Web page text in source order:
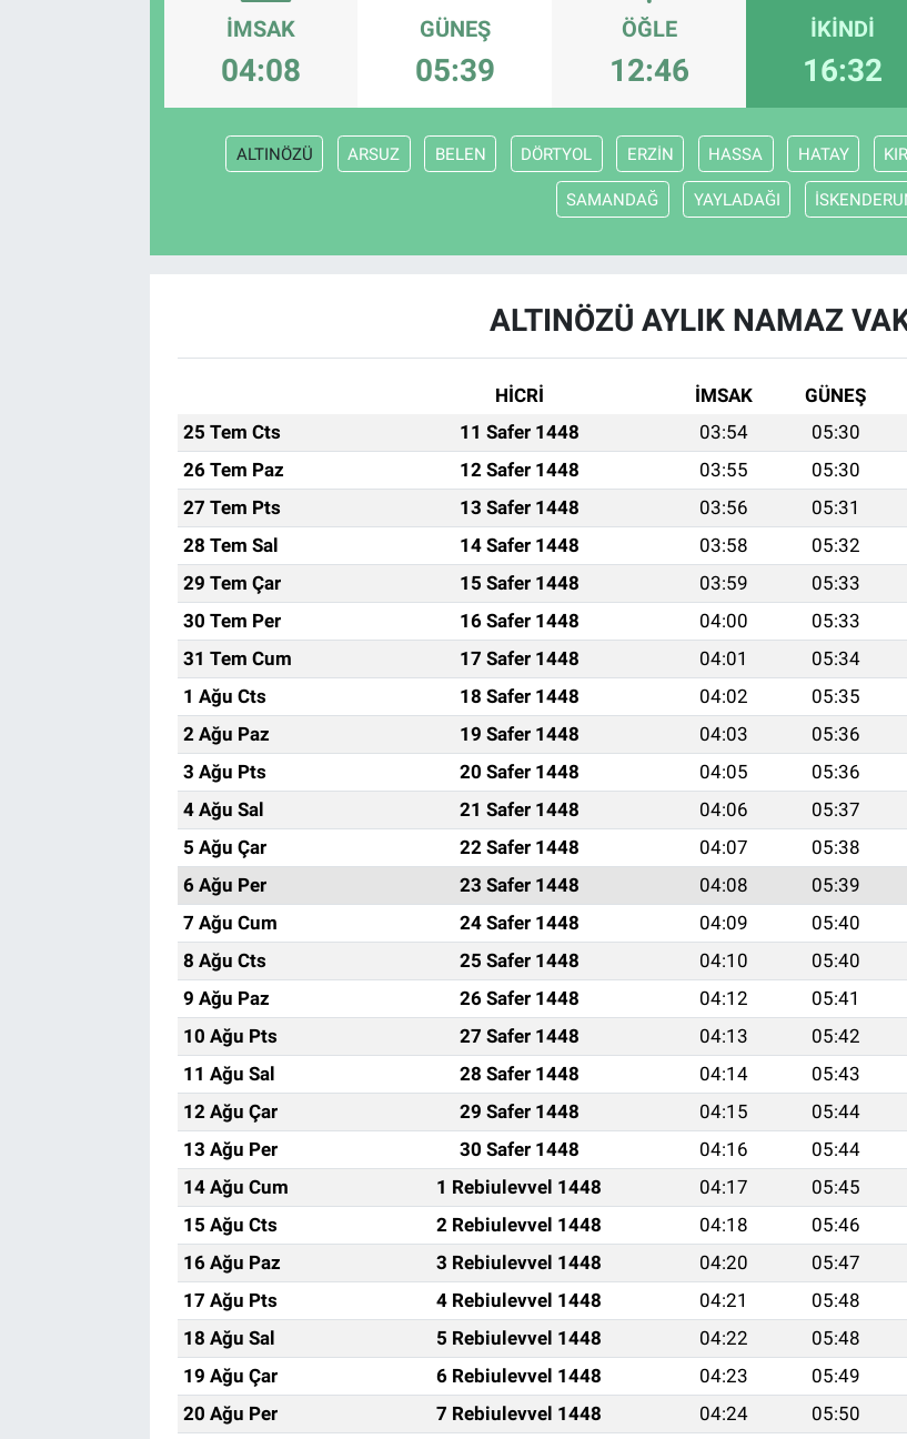
İMSAK
04:08
GÜNEŞ
05:39
ÖĞLE
12:46
İKINDI
16:32
ALTINÖZÜ ARSUZ BELEN DÖRTYOL ERZİN HASSA HATAY
SAMANDAĞ YAYLADAĞI
ALTINÖZÜ AYLIK NAMAZ
HİCRİ İMSAK GÜNEŞ
25 Tem Cts
11 Safer 1448 03:54 05:30
26 Tem Paz
12 Safer 1448 03:55 05:30
27 Tem Pts
13 Safer 1448 03:56 05:31
28 Tem Sal
14 Safer 1448 03:58 05:32
29 Tem Çar
15 Safer 1448 03:59 05:33
30 Tem Per
16 Safer 1448 04:00 05:33
31 Tem Cum
17 Safer 1448 04:01 05:34
1 Ağu Cts
18 Safer 1448 04:02 05:35
2 Ağu Paz
19 Safer 1448 04:03 05:36
3 Ağu Pts
20 Safer 1448 04:05 05:36
4 Ağu Sal
21 Safer 1448 04:06 05:37
5 Ağu Çar
22 Safer 1448 04:07 05:38
6 Ağu Per
23 Safer 1448 04:08 05:39
7 Ağu Cum
24 Safer 1448 04:09 05:40
8 Ağu Cts
25 Safer 1448 04:10 05:40
9 Ağu Paz
26 Safer 1448 04:12 05:41
10 Ağu Pts
27 Safer 1448 04:13 05:42
11 Ağu Sal
28 Safer 1448 04:14 05:43
12 Ağu Çar
29 Safer 1448 04:15 05:44
13 Ağu Per
30 Safer 1448 04:16 05:44
14 Ağu Cum
1 Rebiulevvel 1448 04:17 05:45
15 Ağu Cts
2 Rebiulevvel 1448 04:18 05:46
16 Ağu Paz
3 Rebiulevvel 1448 04:20 05:47
17 Ağu Pts
4 Rebiulevvel 1448 04:21 05:48
18 Ağu Sal
5 Rebiulevvel 1448 04:22 05:48
19 Ağu Çar
6 Rebiulevvel 1448 04:23 05:49
20 Ağu Per
7 Rebiulevvel 1448 04:24 05:50